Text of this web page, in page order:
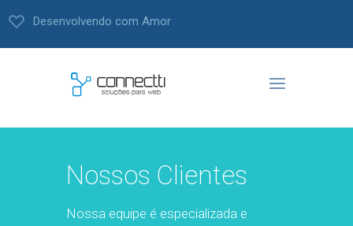
Desenvolvendo com Amor
Nossos Clientes
Nossa equipe é especializada e